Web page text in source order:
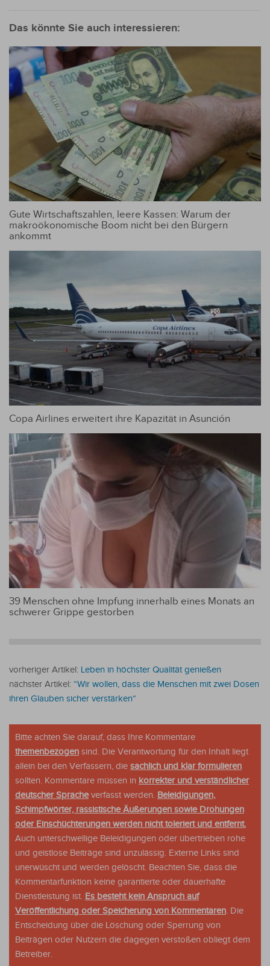
Das könnte Sie auch interessieren:
Gute Wirtschaftszahlen, leere Kassen: Warum der
makroökonomische Boom nicht bei den Bürgern
ankommt
Copa Airlines erweitert ihre Kapazität in Asunción
39 Menschen ohne Impfung innerhalb eines Monats an
schwerer Grippe gestorben
vorheriger Artikel: Leben in höchster Qualität genießen
nächster Artikel: “Wir wollen, dass die Menschen mit zwei Dosen
ihren Glauben sicher verstärken“
Bitte achten Sie darauf, dass Ihre Kommentare
themenbezogen sind. Die Verantwortung für den Inhalt liegt
allein bei den Verfassern, die sachlich und klar formulieren
sollten. Kommentare müssen in korrekter und verständlicher
deutscher Spracheverfasst werden. Beleidigungen,
Schimpfwörter, rassistische Äußerungen sowie Drohungen
oder Einschüchterungen werden nicht toleriert und entfernt.
Auch unterschwellige Beleidigungen oder übertrieben rohe
und geistlose Beiträge sind unzulässig. Externe Links sind
unerwüscht und werden gelöscht. Beachten Sie, dass die
Kommentarfunktion keine garantierte oder dauerhafte
Dienstleistung ist. Es besteht kein Anspruch auf
Veröffentlichung oder Speicherung von Kommentaren. Die
Entscheidung über die Löschung oder Sperrung von
Beiträgen oder Nutzern die dagegen verstoßen obliegt dem
Betreiber.